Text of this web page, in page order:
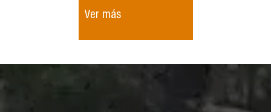
Ver más